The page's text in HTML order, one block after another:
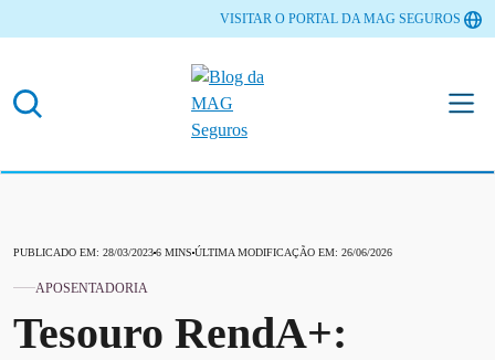
VISITAR O PORTAL DA MAG SEGUROS
PUBLICADO EM: 28/03/20236 MINS ÚLTIMA MODIFICAÇÃO EM: 26/06/2026
APOSENTADORIA
Tesouro RendA+: